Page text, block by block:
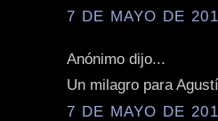
7 DE MAYO DE
Anónimo dijo...
Un milagro para
7 DE MAYO DE